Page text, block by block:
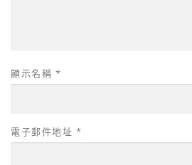
顯示名稱 *
電子郵件地址 *